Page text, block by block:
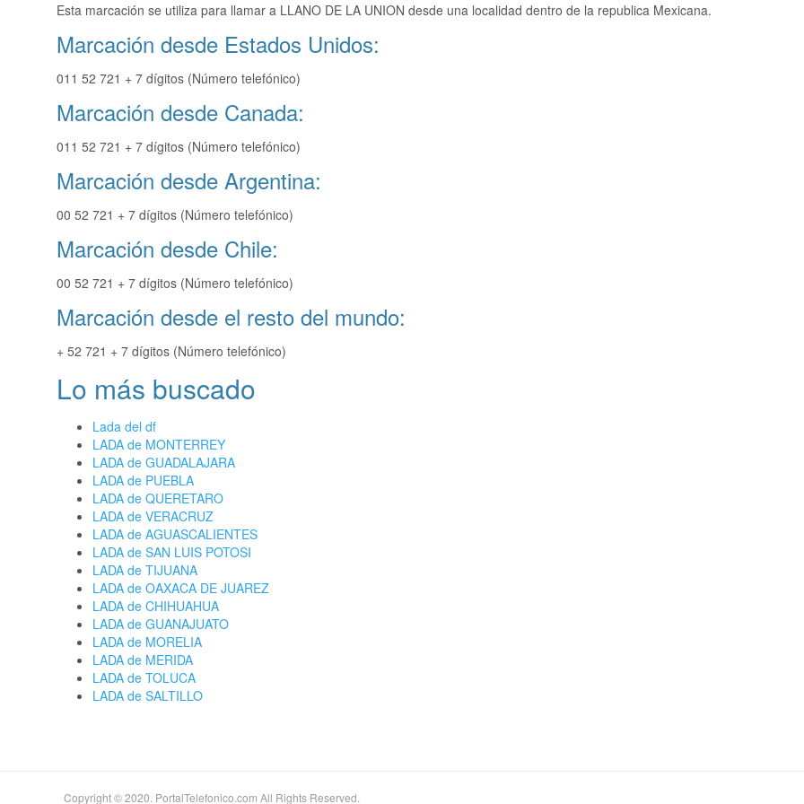
Esta marcación se utiliza para llamar a LLANO DE LA UNION desde una localidad dentro de la republica Mexicana.
Marcación desde Estados Unidos:
011 52 721 + 7 dígitos (Número telefónico)
Marcación desde Canada:
011 52 721 + 7 dígitos (Número telefónico)
Marcación desde Argentina:
00 52 721 + 7 dígitos (Número telefónico)
Marcación desde Chile:
00 52 721 + 7 dígitos (Número telefónico)
Marcación desde el resto del mundo:
+ 52 721 + 7 dígitos (Número telefónico)
Lo más buscado
Lada del df
LADA de MONTERREY
LADA de GUADALAJARA
LADA de PUEBLA
LADA de QUERETARO
LADA de VERACRUZ
LADA de AGUASCALIENTES
LADA de SAN LUIS POTOSI
LADA de TIJUANA
LADA de OAXACA DE JUAREZ
LADA de CHIHUAHUA
LADA de GUANAJUATO
LADA de MORELIA
LADA de MERIDA
LADA de TOLUCA
LADA de SALTILLO
Copyright © 2020. PortalTelefonico.com All Rights Reserved.